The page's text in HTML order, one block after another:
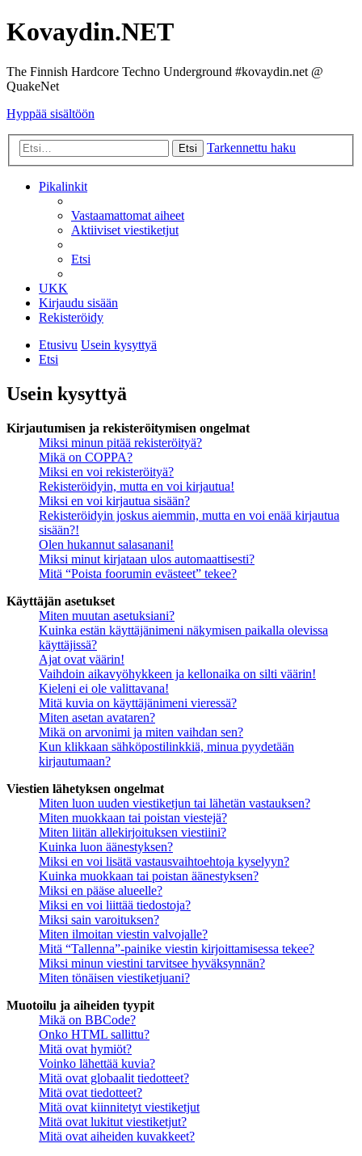
Kovaydin.NET
The Finnish Hardcore Techno Underground #kovaydin.net @
QuakeNet
Hyppää sisältöön
Etsi Tarkennettu haku
Pikalinkit
Vastaamattomat aiheet
Aktiiviset viestiketjut
Etsi
UKK
Kirjaudu sisään
Rekisteröidy
Etusivu Usein kysyttyä
Etsi
Usein kysyttyä
Kirjautumisen ja rekisteröitymisen ongelmat
Miksi minun pitää rekisteröityä?
Mikä on COPPA?
Miksi en voi rekisteröityä?
Rekisteröidyin, mutta en voi kirjautua!
Miksi en voi kirjautua sisään?
Rekisteröidyin joskus aiemmin, mutta en voi enää kirjautua
sisään?!
Olen hukannut salasanani!
Miksi minut kirjataan ulos automaattisesti?
Mitä “Poista foorumin evästeet” tekee?
Käyttäjän asetukset
Miten muutan asetuksiani?
Kuinka estän käyttäjänimeni näkymisen paikalla olevissa
käyttäjissä?
Ajat ovat väärin!
Vaihdoin aikavyöhykkeen ja kellonaika on silti väärin!
Kieleni ei ole valittavana!
Mitä kuvia on käyttäjänimeni vieressä?
Miten asetan avataren?
Mikä on arvonimi ja miten vaihdan sen?
Kun klikkaan sähköpostilinkkiä, minua pyydetään
kirjautumaan?
Viestien lähetyksen ongelmat
Miten luon uuden viestiketjun tai lähetän vastauksen?
Miten muokkaan tai poistan viestejä?
Miten liitän allekirjoituksen viestiini?
Kuinka luon äänestyksen?
Miksi en voi lisätä vastausvaihtoehtoja kyselyyn?
Kuinka muokkaan tai poistan äänestyksen?
Miksi en pääse alueelle?
Miksi en voi liittää tiedostoja?
Miksi sain varoituksen?
Miten ilmoitan viestin valvojalle?
Mitä “Tallenna”-painike viestin kirjoittamisessa tekee?
Miksi minun viestini tarvitsee hyväksynnän?
Miten tönäisen viestiketjuani?
Muotoilu ja aiheiden tyypit
Mikä on BBCode?
Onko HTML sallittu?
Mitä ovat hymiöt?
Voinko lähettää kuvia?
Mitä ovat globaalit tiedotteet?
Mitä ovat tiedotteet?
Mitä ovat kiinnitetyt viestiketjut
Mitä ovat lukitut viestiketjut?
Mitä ovat aiheiden kuvakkeet?